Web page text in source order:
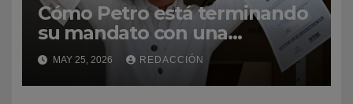
Cómo Petro está terminando
su mandato con una
popularidad «alta e inusual»
en Colombia (y qué papel
juega en las elecciones)
MAY 25, 2026 REDACCIÓN